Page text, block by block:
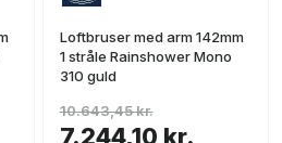
Loftbruser med arm 142mm
1 stråle Rainshower Mono
310 guld
7.244,10 kr.
10.643,45 kr.